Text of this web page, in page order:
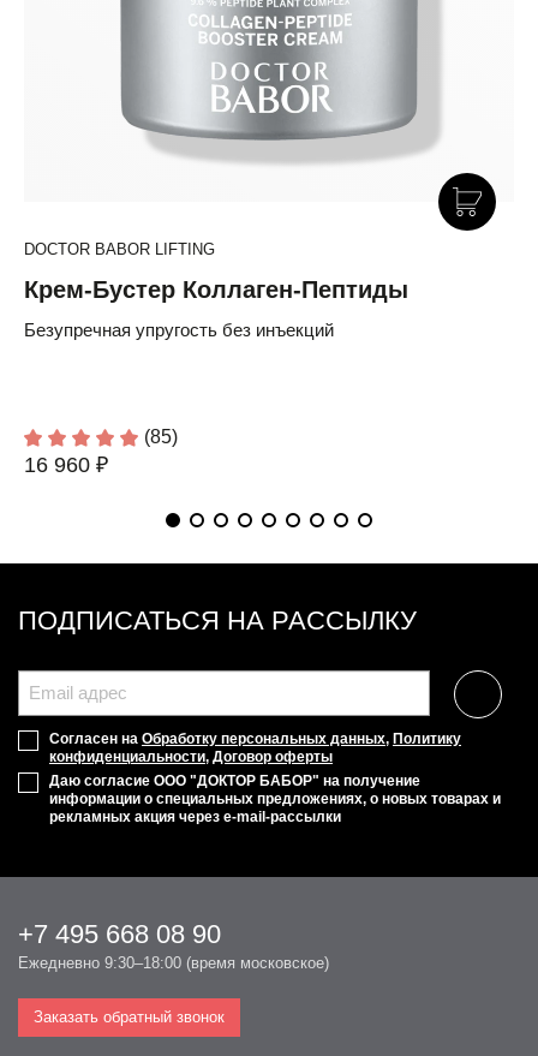
DOCTOR BABOR LIFTING
Крем-Бустер Коллаген-Пептиды
Безупречная упругость без инъекций
(85)
16 960 ₽
ПОДПИСАТЬСЯ НА РАССЫЛКУ
Согласен на Обработку персональных данных, Политику
конфиденциальности, Договор оферты
Даю согласие ООО "ДОКТОР БАБОР" на получение
информации о специальных предложениях, о новых товарах и
рекламных акция через e-mail-рассылки
+7 495 668 08 90
Ежедневно 9:30–18:00 (время московское)
Заказать обратный звонок